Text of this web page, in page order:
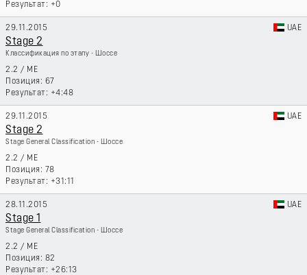
+0
29.11.2015 UAE
Stage 2
Классификация по этапу - Шоссе
2.2 / ME
67
+4:48
29.11.2015 UAE
Stage 2
Stage General Classification - Шоссе
2.2 / ME
78
+31:11
28.11.2015 UAE
Stage 1
Stage General Classification - Шоссе
2.2 / ME
82
+26:13